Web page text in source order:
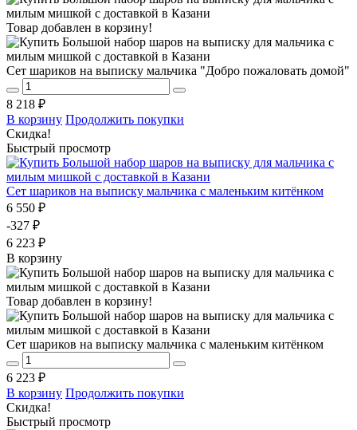
Товар добавлен в корзину!
Сет шариков на выписку мальчика "Добро пожаловать домой"
8 218 ₽
В корзину Продолжить покупки
Скидка!
Быстрый просмотр
Сет шариков на выписку мальчика с маленьким китёнком
6 550 ₽
-327 ₽
6 223 ₽
В корзину
Товар добавлен в корзину!
Сет шариков на выписку мальчика с маленьким китёнком
6 223 ₽
В корзину Продолжить покупки
Скидка!
Быстрый просмотр